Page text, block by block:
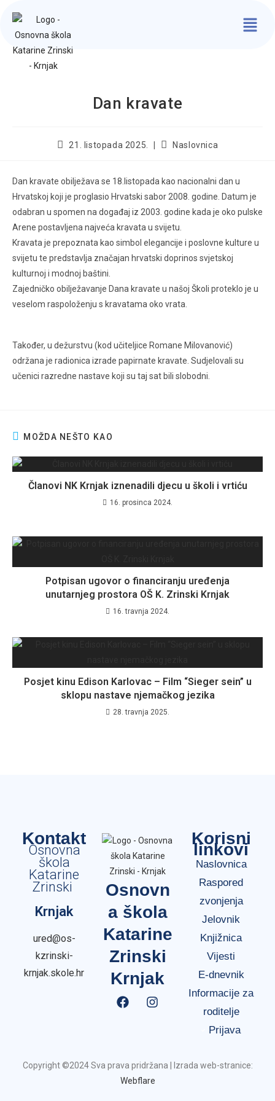
Dan kravate
21. listopada 2025. Naslovnica
Dan kravate obilježava se 18.listopada kao nacionalni dan u
Hrvatskoj koji je proglasio Hrvatski sabor 2008. godine. Datum je
odabran u spomen na događaj iz 2003. godine kada je oko pulske
Arene postavljena najveća kravata u svijetu.
Kravata je prepoznata kao simbol elegancije i poslovne kulture u
svijetu te predstavlja značajan hrvatski doprinos svjetskoj
kulturnoj i modnoj baštini.
Zajedničko obilježavanje Dana kravate u našoj Školi proteklo je u
veselom raspoloženju s kravatama oko vrata.
Također, u dežurstvu (kod učiteljice Romane Milovanović)
održana je radionica izrade papirnate kravate. Sudjelovali su
učenici razredne nastave koji su taj sat bili slobodni.
MOŽDA NEŠTO KAO
Članovi NK Krnjak iznenadili djecu u školi i vrtiću
16. prosinca 2024.
Potpisan ugovor o financiranju uređenja
unutarnjeg prostora OŠ K. Zrinski Krnjak
16. travnja 2024.
Posjet kinu Edison Karlovac – Film “Sieger sein” u
sklopu nastave njemačkog jezika
28. travnja 2025.
Kontakt
Osnovna
škola
Katarine
Zrinski
Krnjak
ured@os-
kzrinski-
krnjak.skole.hr
Osnovn
a škola
Katarine
Zrinski
Krnjak
Korisni
linkovi
Naslovnica
Raspored
zvonjenja
Jelovnik
Knjižnica
Vijesti
E-dnevnik
Informacije za
roditelje
Prijava
Copyright ©2024 Sva prava pridržana | Izrada web-stranice:
Webflare